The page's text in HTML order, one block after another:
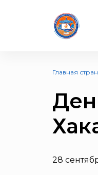
Главная
28